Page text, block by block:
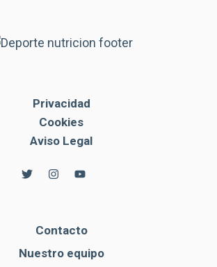
Privacidad
Cookies
Aviso Legal
Contacto
Nuestro equipo